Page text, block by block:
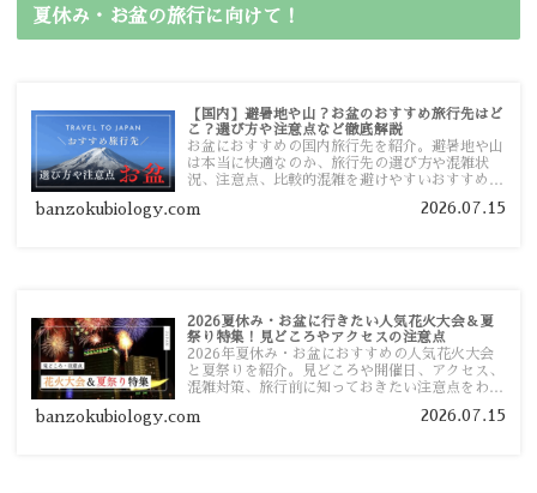
夏休み・お盆の旅行に向けて！
【国内】避暑地や山？お盆のおすすめ旅行先はど
こ？選び方や注意点など徹底解説
お盆におすすめの国内旅行先を紹介。避暑地や山
は本当に快適なのか、旅行先の選び方や混雑状
況、注意点、比較的混雑を避けやすいおすすめス
す。
banzokubiology.com 2026.07.15
2026夏休み・お盆に行きたい人気花火大会＆夏
祭り特集！見どころやアクセスの注意点
2026年夏休み・お盆におすすめの人気花火大会
と夏祭りを紹介。見どころや開催日、アクセス、
混雑対策、旅行前に知っておきたい注意点をわか
banzokubiology.com 2026.07.15